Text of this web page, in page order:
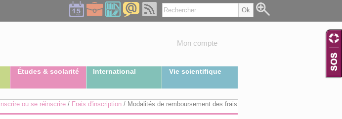
Mon compte
Études & scolarité International Vie scientifique
ou se réinscrire/ Frais d'inscription/ Modalités de remboursement des frais